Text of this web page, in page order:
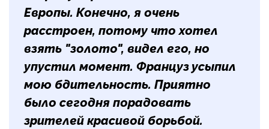
Европы. Конечно, я очень
расстроен, потому что хотел
взять "золото", видел его, но
упустил момент. Француз усыпил
мою бдительность. Приятно
было сегодня порадовать
зрителей красивой борьбой.